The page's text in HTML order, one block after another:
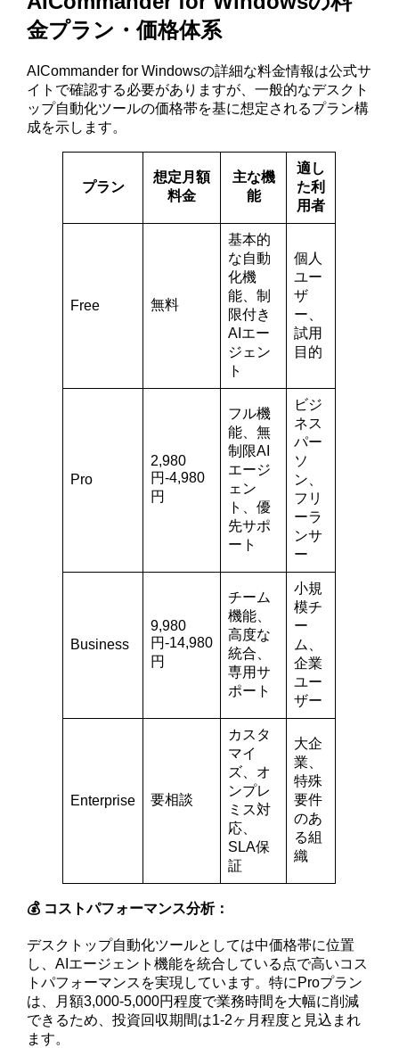
金プラン・価格体系
AICommander for Windowsの詳細な料金情報は公式サ
イトで確認する必要がありますが、一般的なデスクト
ップ自動化ツールの価格帯を基に想定されるプラン構
成を示します。
プラン
想定月額
料金
主な機
能
適し
た利
用者
Free 無料
基本的
な自動
化機
能、制
限付き
AIエー
ジェン
ト
個人
ユー
ザ
ー、
試用
目的
Pro
2,980
円-4,980
円
フル機
能、無
制限AI
エージ
ェン
ト、優
先サポ
ート
ビジ
ネス
パー
ソ
ン、
フリ
ーラ
ンサ
ー
Business
9,980
円-14,980
円
チーム
機能、
高度な
統合、
専用サ
ポート
小規
模チ
ー
ム、
企業
ユー
ザー
Enterprise 要相談
カスタ
マイ
ズ、オ
ンプレ
ミス対
応、
SLA保
証
大企
業、
特殊
要件
のあ
る組
織
💰 コストパフォーマンス分析：
デスクトップ自動化ツールとしては中価格帯に位置
し、AIエージェント機能を統合している点で高いコス
トパフォーマンスを実現しています。特にProプラン
は、月額3,000-5,000円程度で業務時間を大幅に削減
できるため、投資回収期間は1-2ヶ月程度と見込まれ
ます。